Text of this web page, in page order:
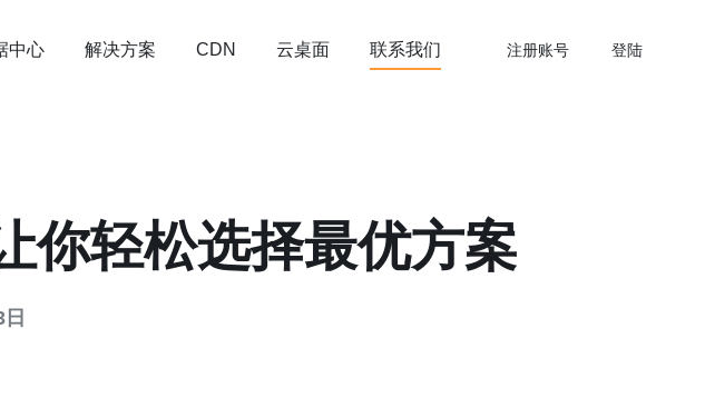
中心 解决方案 CDN 云桌面 联系我们 注册账号 登陆
你轻松选择最优方案